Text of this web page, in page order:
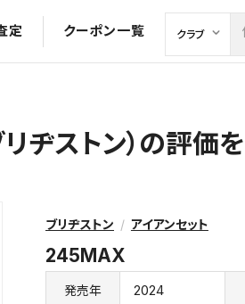
定 クーポン一覧
ヂストン）の評価
ブリヂストン アイアンセット
245MAX
発売年 2024